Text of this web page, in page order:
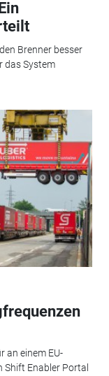
Brenner besser
das System
an einem EU-
Shift Enabler Portal